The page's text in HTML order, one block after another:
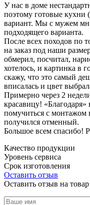
У нас в доме
поэтому готовые
вариант. Мы с мужем
подходящего варианта.
После всех походов по
на заказ под наши
обмерил, посчитал,
хотелось, и картинка в
скажу, что это самый
вписалась и цвет
Примерно через 2
красавицу!
помучиться с монтажом
получился отменный.
Большое всем спасибо!
Качество продукции
Уровень сервиса
Срок изготовления
Оставить отзыв
Оставить отзыв на